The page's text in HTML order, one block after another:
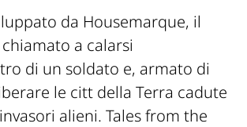
da Housemarque, il
a calarsi
di un soldato e, armato di
le citt della Terra cadute
alieni. Tales from the